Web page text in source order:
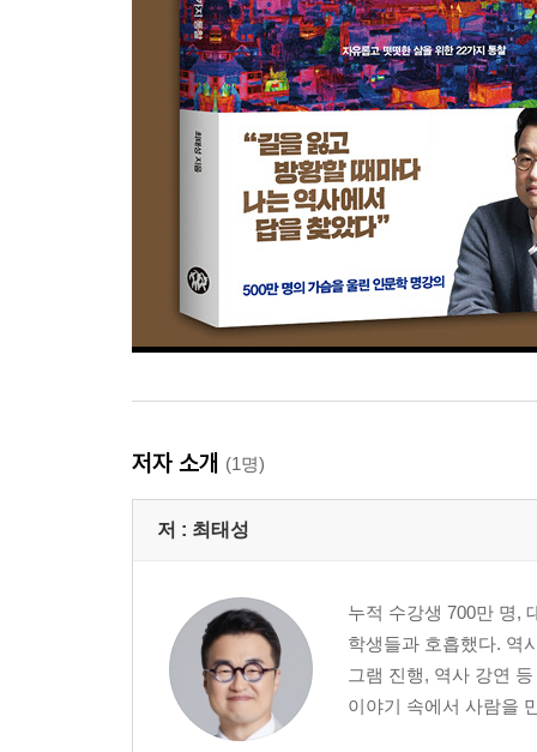
저자 소개 (1명)
저 : 최태성
누적 수강생 700만 명,
학생들과 호흡했다. 역
그램 진행, 역사 강연
이야기 속에서 사람을